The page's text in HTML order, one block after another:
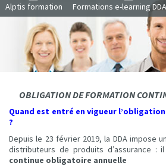
Alptis formation Formations e-learning
OBLIGATION DE FORMATION
Quand est entré en vigueur
?
Depuis le 23 février 2019, la DDA impose
distributeurs de produits d’assurance : il
continue obligatoire annuelle